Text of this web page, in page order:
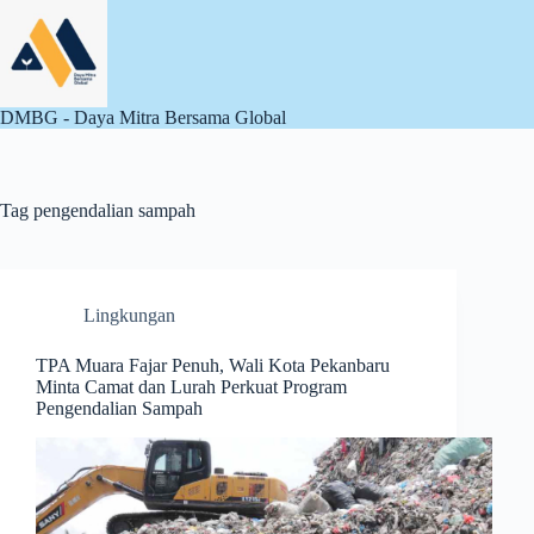
content
DMBG - Daya Mitra Bersama Global
Tag pengendalian sampah
Lingkungan
TPA Muara Fajar Penuh, Wali Kota Pekanbaru
Minta Camat dan Lurah Perkuat Program
Pengendalian Sampah